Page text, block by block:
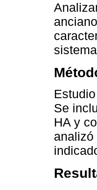
Se
HA y
analizó